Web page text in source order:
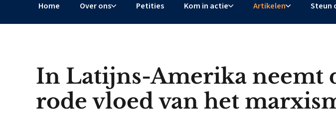
Home Over ons Petities Kom in actie Artikelen Steun
In Latijns-Amerika neemt
rode vloed van het